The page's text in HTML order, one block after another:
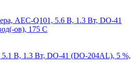
AEC-Q101, 5.6 В, 1.3 Вт, DO-41
ов), 175 C
В, 1.3 Вт, DO-41 (DO-204AL), 5 %,